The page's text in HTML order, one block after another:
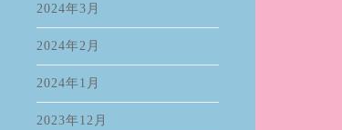
2024年3月
2024年2月
2024年1月
2023年12月